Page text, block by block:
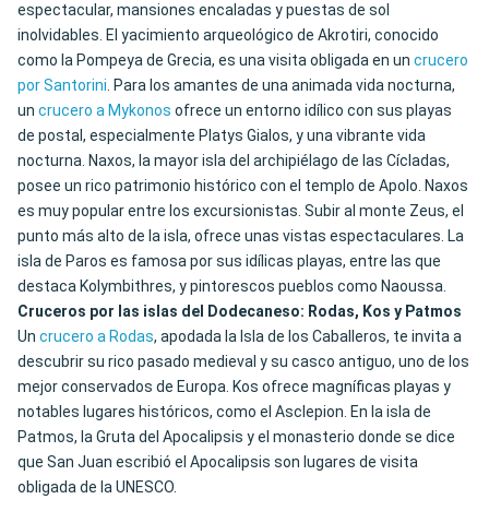
espectacular, mansiones encaladas y puestas de sol
inolvidables. El yacimiento arqueológico de Akrotiri, conocido
como la Pompeya de Grecia, es una visita obligada en un crucero
por Santorini. Para los amantes de una animada vida nocturna,
un crucero a Mykonos ofrece un entorno idílico con sus playas
de postal, especialmente Platys Gialos, y una vibrante vida
nocturna. Naxos, la mayor isla del archipiélago de las Cícladas,
posee un rico patrimonio histórico con el templo de Apolo. Naxos
es muy popular entre los excursionistas. Subir al monte Zeus, el
punto más alto de la isla, ofrece unas vistas espectaculares. La
isla de Paros es famosa por sus idílicas playas, entre las que
destaca Kolymbithres, y pintorescos pueblos como Naoussa.
Cruceros por las islas del Dodecaneso: Rodas, Kos y Patmos
Un crucero a Rodas, apodada la Isla de los Caballeros, te invita a
descubrir su rico pasado medieval y su casco antiguo, uno de los
mejor conservados de Europa. Kos ofrece magníficas playas y
notables lugares históricos, como el Asclepion. En la isla de
Patmos, la Gruta del Apocalipsis y el monasterio donde se dice
que San Juan escribió el Apocalipsis son lugares de visita
obligada de la UNESCO.